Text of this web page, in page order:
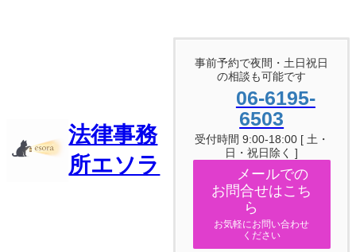
法律事務
所エソラ
事前予約で夜間・土日祝日
の相談も可能です
06-6195-
6503
受付時間 9:00-18:00 [ 土・
日・祝日除く ]
メールでの
お問合せはこち
ら
お気軽にお問い合わせ
ください